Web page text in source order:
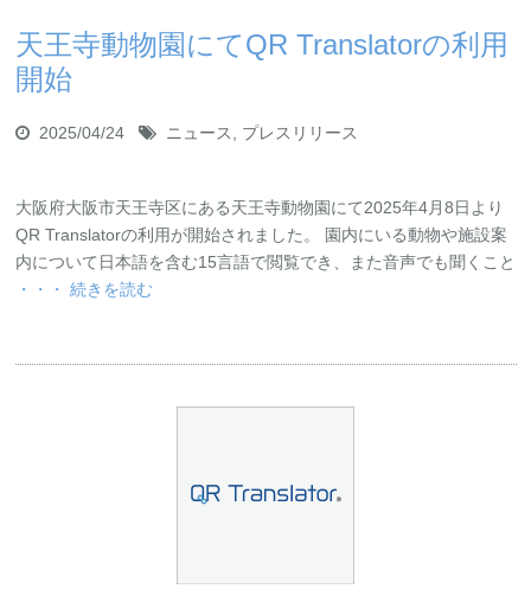
天王寺動物園にてQR Translatorの利用
開始
2025/04/24 ニュース プレスリリース
大阪府大阪市天王寺区にある天王寺動物園にて2025年4月8日より
QR Translatorの利用が開始されました。 園内にいる動物や施設案
内について日本語を含む15言語で閲覧でき、また音声でも聞くこと
・・・ 続きを読む